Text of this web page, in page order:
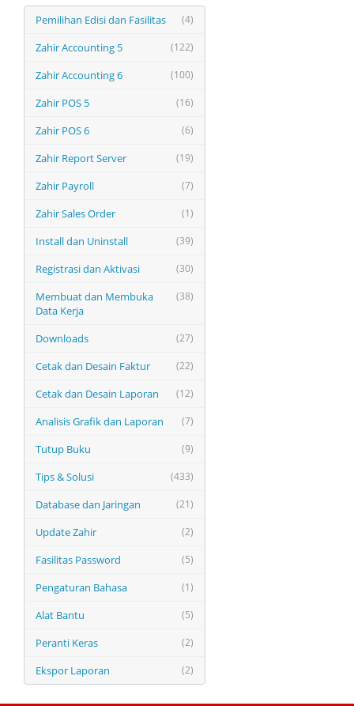
(4)
Pemilihan Edisi dan Fasilitas
(122)
Zahir Accounting 5
(100)
Zahir Accounting 6
(16)
Zahir POS 5
(6)
Zahir POS 6
(19)
Zahir Report Server
(7)
Zahir Payroll
(1)
Zahir Sales Order
(39)
Install dan Uninstall
(30)
Registrasi dan Aktivasi
(38)
Membuat dan Membuka
Data Kerja
(27)
Downloads
(22)
Cetak dan Desain Faktur
(12)
Cetak dan Desain Laporan
(7)
Analisis Grafik dan Laporan
(9)
Tutup Buku
(433)
Tips & Solusi
(21)
Database dan Jaringan
(2)
Update Zahir
(5)
Fasilitas Password
(1)
Pengaturan Bahasa
(5)
Alat Bantu
(2)
Peranti Keras
(2)
Ekspor Laporan